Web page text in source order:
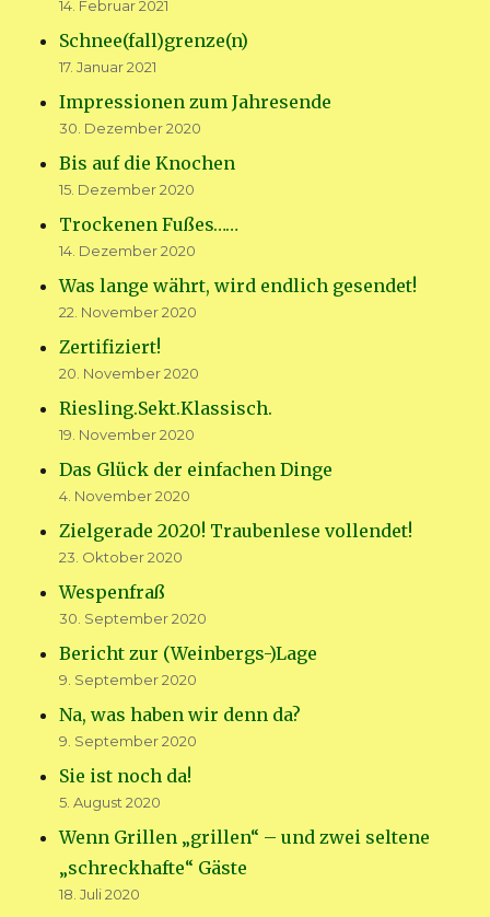
14. Februar 2021
Schnee(fall)grenze(n)
17. Januar 2021
Impressionen zum Jahresende
30. Dezember 2020
Bis auf die Knochen
15. Dezember 2020
Trockenen Fußes……
14. Dezember 2020
Was lange währt, wird endlich gesendet!
22. November 2020
Zertifiziert!
20. November 2020
Riesling.Sekt.Klassisch.
19. November 2020
Das Glück der einfachen Dinge
4. November 2020
Zielgerade 2020! Traubenlese vollendet!
23. Oktober 2020
Wespenfraß
30. September 2020
Bericht zur (Weinbergs-)Lage
9. September 2020
Na, was haben wir denn da?
9. September 2020
Sie ist noch da!
5. August 2020
Wenn Grillen „grillen“ – und zwei seltene
„schreckhafte“ Gäste
18. Juli 2020